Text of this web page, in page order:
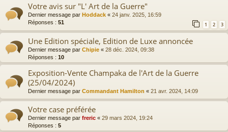
Votre avis sur "L' Art de la Guerre"
Dernier message par Hoddack « 24 janv. 2025, 16:59
Réponses : 51 1 2 3
Une Edition spéciale, Edition de Luxe annoncée
Dernier message par Chipie « 28 déc. 2024, 09:38
Réponses : 10
Exposition-Vente Champaka de l'Art de la Guerre
(25/04/2024)
Dernier message par Commandant Hamilton « 21 avr. 2024, 14:09
Votre case préférée
Dernier message par freric « 29 mars 2024, 19:24
Réponses : 5